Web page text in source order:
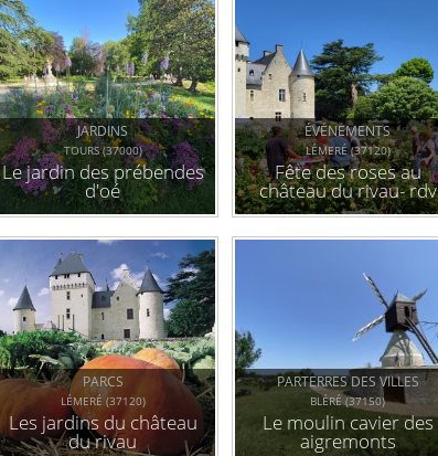
JARDINS
TOURS (37000)
Le jardin des prébendes
d'oé
ÉVÉNEMENTS
LÉMERÉ (37120)
Fête des roses au
château du rivau- rdv
aux jardins (37)
PARCS
LÉMERÉ (37120)
Les jardins du château
du rivau
PARTERRES DES VILLES
BLÉRÉ (37150)
Le moulin cavier des
aigremonts